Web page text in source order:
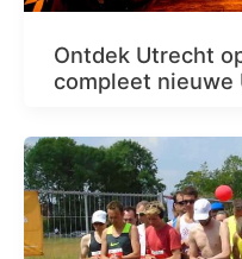
Ontdek Utrecht
compleet nieuwe